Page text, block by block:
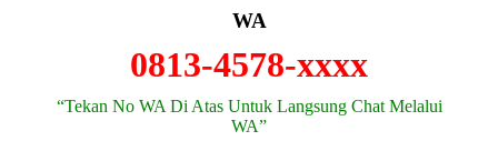
WA
0813-4578-xxxx
“Tekan No WA Di Atas Untuk Langsung Chat Melalui
WA”